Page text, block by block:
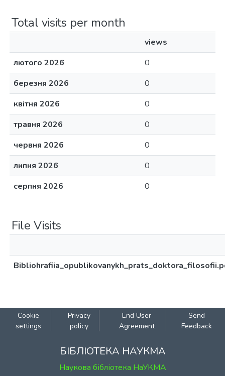
Total visits per month
views
лютого 2026
0
березня 2026
0
квітня 2026
0
травня 2026
0
червня 2026
0
липня 2026
0
серпня 2026
0
File Visits
Cookie
settings
Privacy
policy
End User
Agreement
Send
Feedback
БІБЛІОТЕКА НАУКМА
Наукова бібліотека НаУКМА